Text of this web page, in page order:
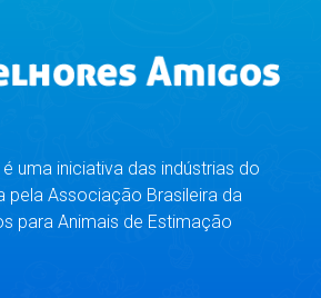
uma iniciativa das indústrias do
pela Associação Brasileira da
para Animais de Estimação